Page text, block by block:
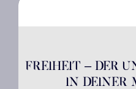
Freiheit – der
in deiner